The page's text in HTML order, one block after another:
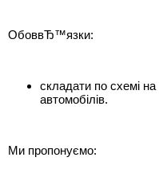
ОбоввЂ™язки:
складати по схемі
автомобілів.
Ми пропонуємо: